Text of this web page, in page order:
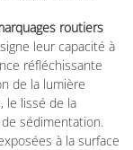
routiers
leur capacité à
réfléchissante
de la lumière
le lissé de la
sédimentation.
à la surface